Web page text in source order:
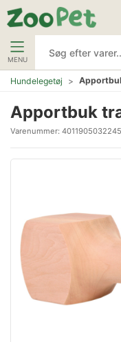
MENU
Hundelegetøj
Apportbuk
Varenummer: 4011905032245